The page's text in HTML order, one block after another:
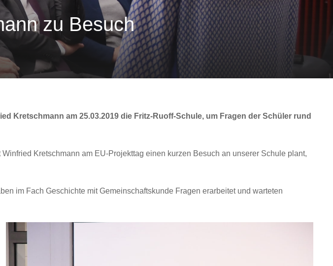
zu Besuch
Kretschmann am 25.03.2019 die Fritz-Ruoff-Schule, um Fragen der Schüler rund
Kretschmann am EU-Projekttag einen kurzen Besuch an unserer Schule plant,
im Fach Geschichte mit Gemeinschaftskunde Fragen erarbeitet und warteten